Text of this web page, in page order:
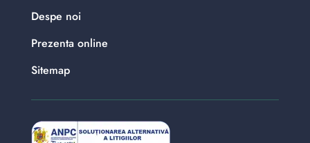
Despe noi
Prezenta online
Sitemap